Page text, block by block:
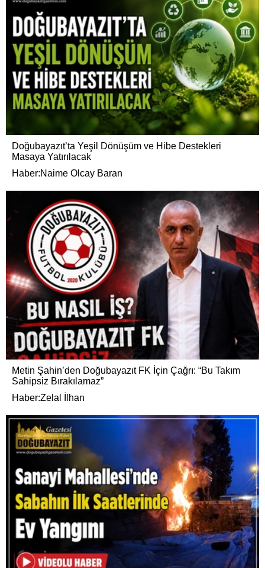
Doğubayazıt’ta Yeşil Dönüşüm ve Hibe Destekleri
Masaya Yatırılacak
Haber:Naime Olcay Baran
Metin Şahin’den Doğubayazıt FK İçin Çağrı: “Bu Takım
Sahipsiz Bırakılamaz”
Haber:Zelal İlhan